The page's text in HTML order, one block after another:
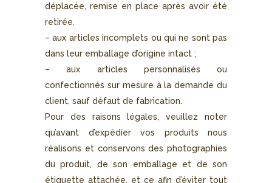
déplacée, remise en place après avoir été
retirée.
– aux articles incomplets ou qui ne sont pas
dans leur emballage d’origine intact ;
– aux articles personnalisés ou
confectionnés sur mesure à la demande du
client, sauf défaut de fabrication.
Pour des raisons légales, veuillez noter
qu’avant d’expédier vos produits nous
réalisons et conservons des photographies
du produit, de son emballage et de son
étiquette attachée, et ce afin d’éviter tout